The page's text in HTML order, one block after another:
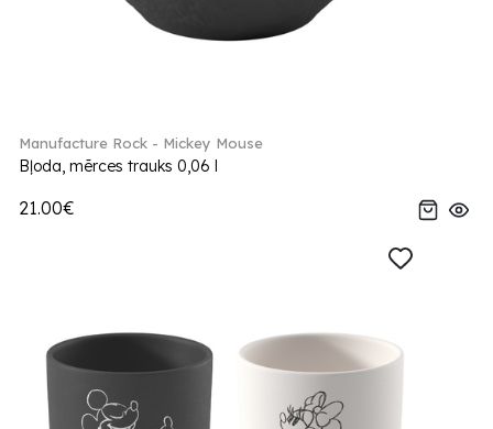
Manufacture Rock - Mickey Mouse
Bļoda, mērces trauks 0,06 l
21.00€